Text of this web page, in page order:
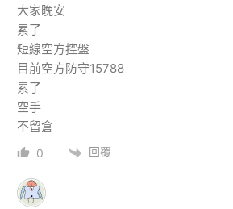
大家晚安
累了
短線空方控盤
目前空方防守15788
累了
空手
不留倉
0 回覆